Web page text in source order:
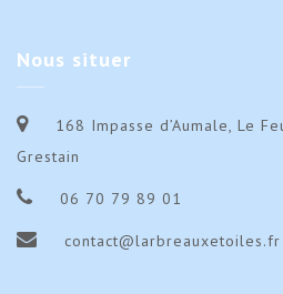
Nous situer
168 Impasse d’Aumale, Le
Grestain
06 70 79 89 01
contact@larbreauxetoiles.fr